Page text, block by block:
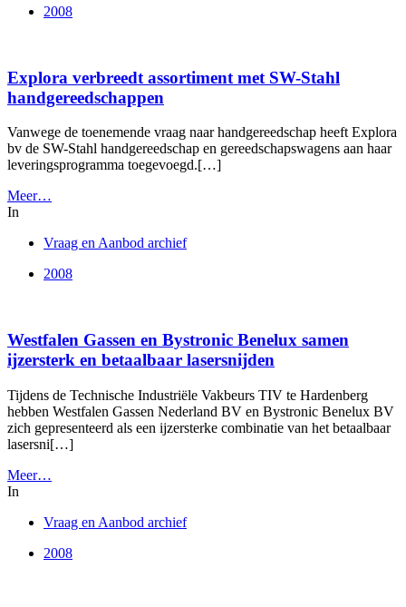
2008
Explora verbreedt assortiment met SW-Stahl
handgereedschappen
Vanwege de toenemende vraag naar handgereedschap heeft Explora
bv de SW-Stahl handgereedschap en gereedschapswagens aan haar
leveringsprogramma toegevoegd.[…]
Meer…
In
Vraag en Aanbod archief
2008
Westfalen Gassen en Bystronic Benelux samen
ijzersterk en betaalbaar lasersnijden
Tijdens de Technische Industriële Vakbeurs TIV te Hardenberg
hebben Westfalen Gassen Nederland BV en Bystronic Benelux BV
zich gepresenteerd als een ijzersterke combinatie van het betaalbaar
lasersni[…]
Meer…
In
Vraag en Aanbod archief
2008